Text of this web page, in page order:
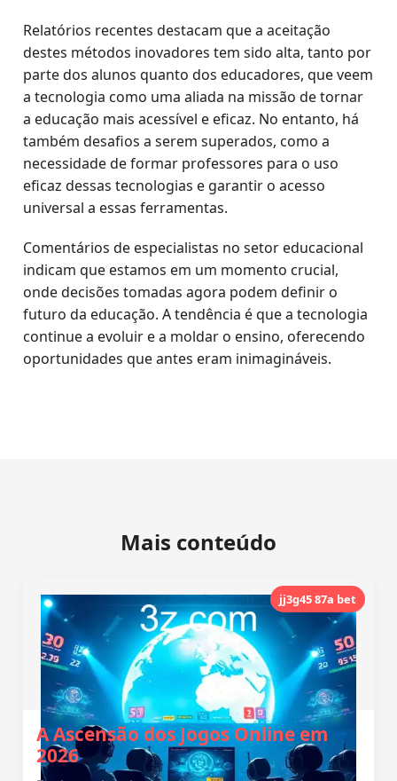
Relatórios recentes destacam que a aceitação
destes métodos inovadores tem sido alta, tanto por
parte dos alunos quanto dos educadores, que veem
a tecnologia como uma aliada na missão de tornar
a educação mais acessível e eficaz. No entanto, há
também desafios a serem superados, como a
necessidade de formar professores para o uso
eficaz dessas tecnologias e garantir o acesso
universal a essas ferramentas.
Comentários de especialistas no setor educacional
indicam que estamos em um momento crucial,
onde decisões tomadas agora podem definir o
futuro da educação. A tendência é que a tecnologia
continue a evoluir e a moldar o ensino, oferecendo
oportunidades que antes eram inimagináveis.
Mais conteúdo
jj3g45 87a bet
A Ascensão dos Jogos Online em
2026